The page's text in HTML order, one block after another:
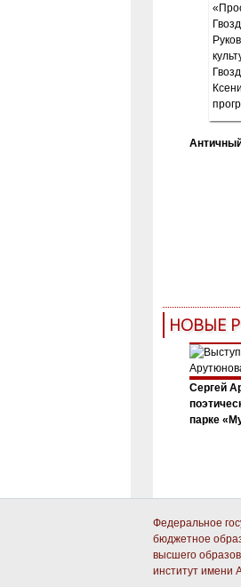
НОВЫЕ
Сергей
парке
Федеральное
бюджетное
высшего
институт имени